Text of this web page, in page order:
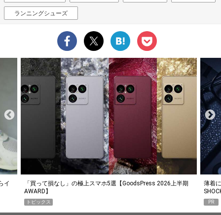
ランニングシューズ
イ
「買って損なし」の極上スマホ5選【GoodsPress 2026上半期
AWARD】
トピックス
薄着
PR